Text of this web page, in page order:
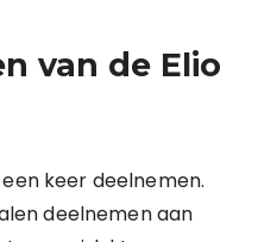
van de Elio
keer deelnemen.
deelnemen aan